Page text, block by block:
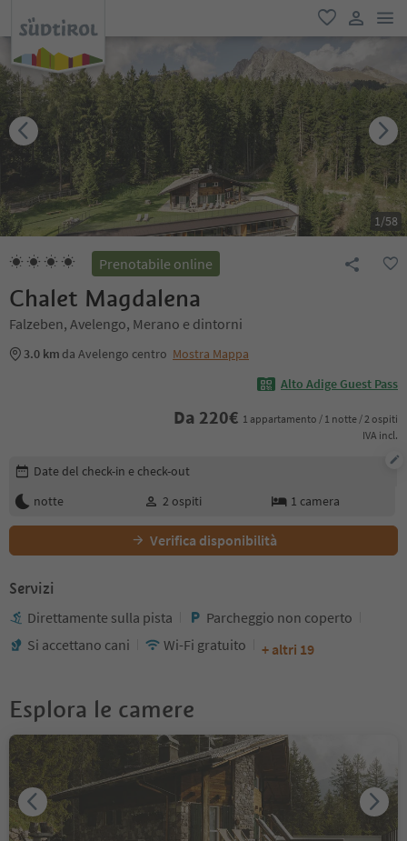
favoriti
user link
1/58
Prenotabile online
Chalet Magdalena
Falzeben, Avelengo, Merano e dintorni
3.0 km da Avelengo centro Mostra Mappa
Alto Adige Guest Pass
Da 220€ 1 appartamento / 1 notte / 2 ospiti
IVA incl.
Modifica i dettagli della prenotazione
Date del check-in e check-out
notte
2 ospiti 1 camera
Verifica disponibilità
Servizi
Direttamente sulla pista
Parcheggio non coperto
Si accettano cani
Wi-Fi gratuito + altri 19
Esplora le camere